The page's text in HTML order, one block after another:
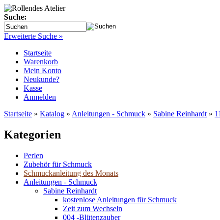
Suche:
Erweiterte Suche »
Startseite
Warenkorb
Mein Konto
Neukunde?
Kasse
Anmelden
Startseite » Katalog » Anleitungen - Schmuck » Sabine Reinhardt »
Kategorien
Perlen
Zubehör für Schmuck
Schmuckanleitung des Monats
Anleitungen - Schmuck
Sabine Reinhardt
kostenlose Anleitungen für Schmuck
Zeit zum Wechseln
004 -Blütenzauber